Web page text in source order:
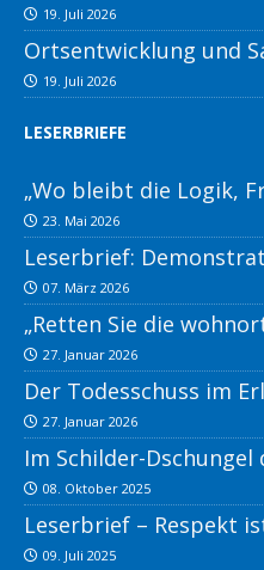
19. Juli 2026
Ortsentwicklung und
19. Juli 2026
LESERBRIEFE
„Wo bleibt die Logik,
23. Mai 2026
Leserbrief:
07. März 2026
„Retten Sie die
27. Januar 2026
Der Todesschuss im
27. Januar 2026
Im Schilder-Dschungel
08. Oktober 2025
Leserbrief – Respekt
09. Juli 2025